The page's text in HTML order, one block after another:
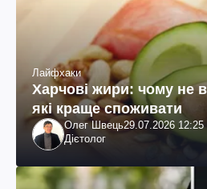
Лайфхаки
Харчові жири: чому не
які краще споживати
Олег Швець29.07.2026 12:25
Дієтолог